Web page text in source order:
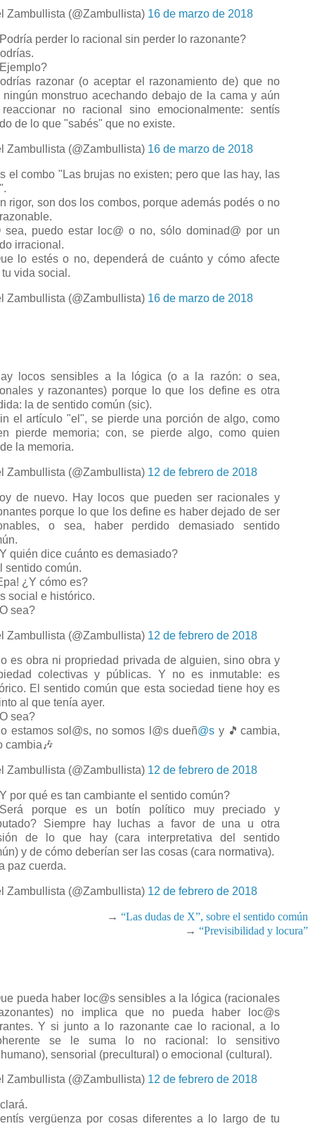
Zambullista (@Zambullista) 16 de marzo de 2018
perder lo racional sin perder lo razonante?
razonar (o aceptar el razonamiento de) que no
ningún monstruo acechando debajo de la cama y aún
no racional sino emocionalmente: sentís
de lo que "sabés" que no existe.
Zambullista (@Zambullista) 16 de marzo de 2018
el combo "Las brujas no existen; pero que las hay, las
rigor, son dos los combos, porque además podés o no
puedo estar loc@ o no, sólo dominad@ por un
irracional.
lo estés o no, dependerá de cuánto y cómo afecte
vida social.
Zambullista (@Zambullista) 16 de marzo de 2018
locos sensibles a la lógica (o a la razón: o sea,
y razonantes) porque lo que los define es otra
la de sentido común (sic).
el artículo "el", se pierde una porción de algo, como
pierde memoria; con, se pierde algo, como quien
la memoria.
Zambullista (@Zambullista) 12 de febrero de 2018
de nuevo. Hay locos que pueden ser racionales y
porque lo que los define es haber dejado de ser
o sea, haber perdido demasiado sentido
quién dice cuánto es demasiado?
común.
¿Y cómo es?
social e histórico.
sea?
Zambullista (@Zambullista) 12 de febrero de 2018
es obra ni propriedad privada de alguien, sino obra y
colectivas y públicas. Y no es inmutable: es
El sentido común que esta sociedad tiene hoy es
al que tenía ayer.
sea?
estamos sol@s, no somos l@s dueñ@s y 🎵cambia,
cambia🎶
Zambullista (@Zambullista) 12 de febrero de 2018
por qué es tan cambiante el sentido común?
porque es un botín político muy preciado y
Siempre hay luchas a favor de una u otra
de lo que hay (cara interpretativa del sentido
y de cómo deberían ser las cosas (cara normativa).
paz cuerda.
Zambullista (@Zambullista) 12 de febrero de 2018
→ “Las dudas de X”, sobre el sentido común
→ “Previsibilidad y locura”
pueda haber loc@s sensibles a la lógica (racionales
no implica que no pueda haber loc@s
Y si junto a lo razonante cae lo racional, a lo
se le suma lo no racional: lo sensitivo
sensorial (precultural) o emocional (cultural).
Zambullista (@Zambullista) 12 de febrero de 2018
vergüenza por cosas diferentes a lo largo de tu